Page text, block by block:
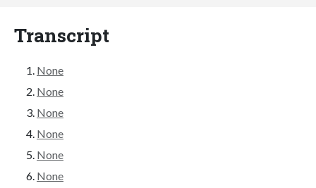
Transcript
None
None
None
None
None
None